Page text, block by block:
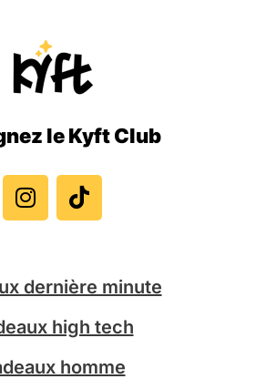
le Kyft Club
n
s
t
r
a
m
i
k
t
dernière minute
high tech
homme